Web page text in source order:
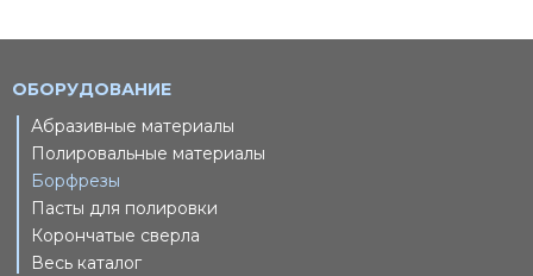
ОБОРУДОВАНИЕ
Абразивные материалы
Полировальные материалы
Борфрезы
Пасты для полировки
Корончатые сверла
Весь каталог